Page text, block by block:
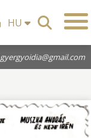
HU
gyergyoidia@gmail.com